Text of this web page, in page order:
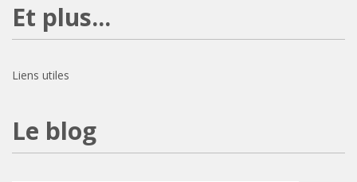
Et plus...
Liens utiles
Le blog